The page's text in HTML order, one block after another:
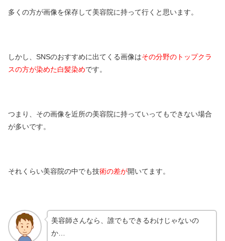
多くの方が画像を保存して美容院に持って行くと思います。
しかし、SNSのおすすめに出てくる画像はその分野のトップクラ
スの方が染めた白髪染めです。
つまり、その画像を近所の美容院に持っていってもできない場合
が多いです。
それくらい美容院の中でも技術の差が開いてます。
美容師さんなら、誰でもできるわけじゃないの
か…